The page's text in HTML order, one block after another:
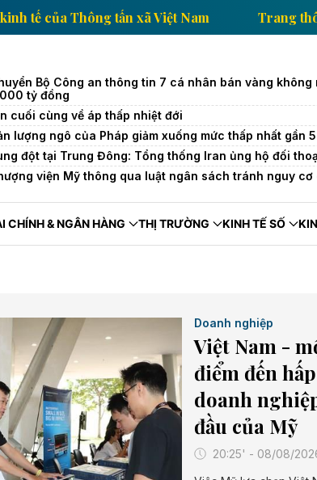
thông tin kinh tế của Thông tấn xã Việt Nam
Bộ Công an thông tin 7 cá nhân bán vàng
tỷ đồng
cuối cùng về áp thấp nhiệt đới
lượng ngô của Pháp giảm xuống mức thấp nhất gần
đột tại Trung Đông: Tổng thống Iran ủng hộ đối
viện Mỹ thông qua luật ngân sách tránh nguy
CHÍNH & NGÂN HÀNG THỊ TRƯỜNG KINH TẾ SỐ
Doanh nghiệp
Việt Nam -
điểm đến
doanh
đầu của Mỹ
20:25' - 08/08/